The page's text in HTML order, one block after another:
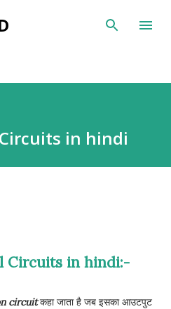
सामग्री पर जाएं
in hindi
Circuits in hindi:-
circuitकहा जाता है जब इसका आउटपुट